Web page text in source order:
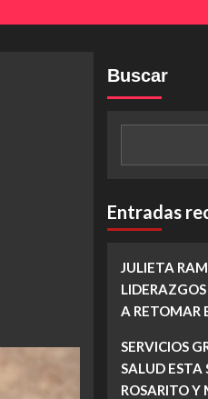
Buscar
Entradas
JULIETA
A RETOMAR
SERVICIOS
SALUD ESTA
ROSARITO Y